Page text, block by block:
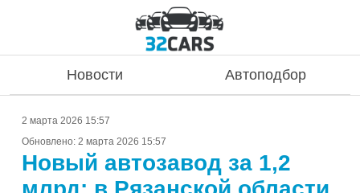
Новости Автоподбор
2 марта 2026 15:57
Обновлено: 2 марта 2026 15:57
Новый автозавод за 1,2